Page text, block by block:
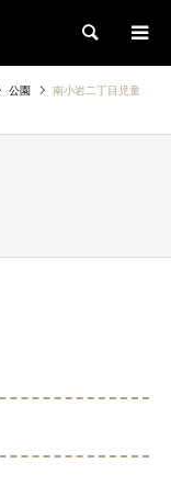
検索
公園
南小岩二丁目児童